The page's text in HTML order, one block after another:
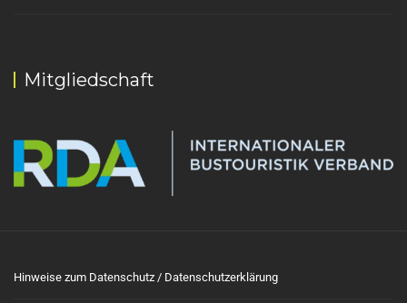
Mitgliedschaft
Hinweise zum Datenschutz / Datenschutzerklärung